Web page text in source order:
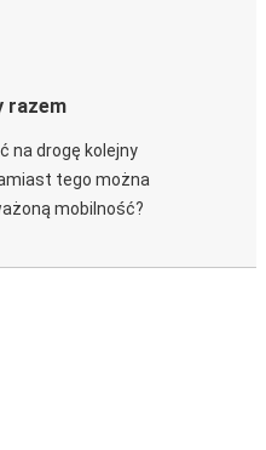
razem
na drogę kolejny
tego można
mobilność?